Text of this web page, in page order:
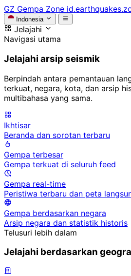
GZ Gempa Zone
Indonesia
Jelajahi
Navigasi utama
Jelajahi arsip seismik
Berpindah antara pemantauan
terkuat, negara, kota, dan arsip
multibahasa yang sama.
Ikhtisar
Beranda dan sorotan terbaru
Gempa terbesar
Gempa terkuat di seluruh feed
Gempa real-time
Peristiwa terbaru dan peta
Gempa berdasarkan negara
Arsip negara dan statistik historis
Telusuri lebih dalam
Jelajahi berdasarkan